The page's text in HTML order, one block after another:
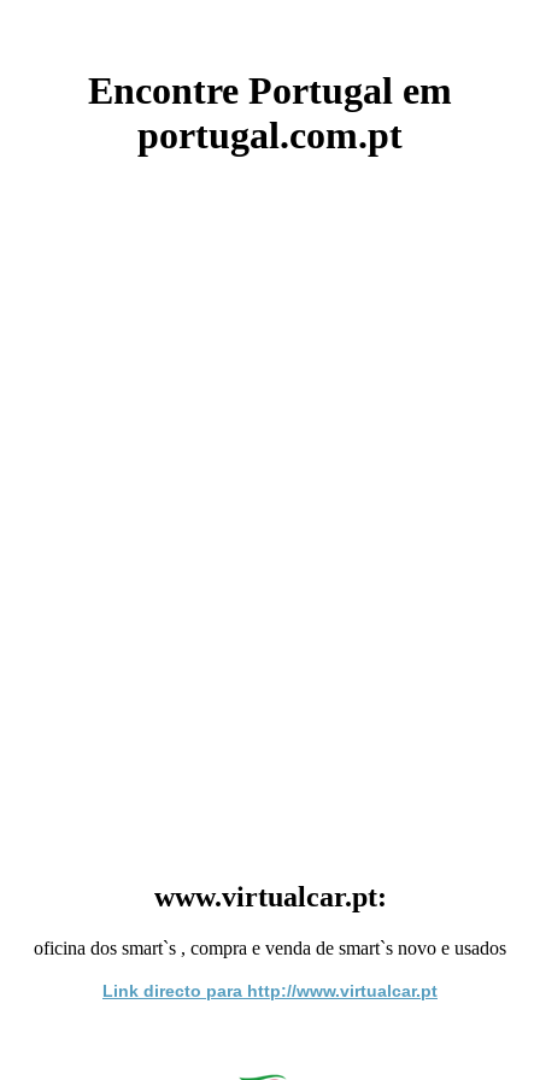
Encontre Portugal em
portugal.com.pt
www.virtualcar.pt:
oficina dos smart`s , compra e venda de smart`s novo e usados
Link directo para http://www.virtualcar.pt